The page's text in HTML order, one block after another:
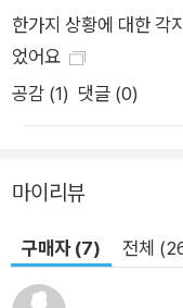
‘감동’적으로 창조해
눈을 뗄 수 없도록 펼쳐
기 가득한 이꽃님 월드
한가지 상황에 대한 각
었어요
공감 (1) 댓글 (0)
마이리뷰
구매자 (7) 전체